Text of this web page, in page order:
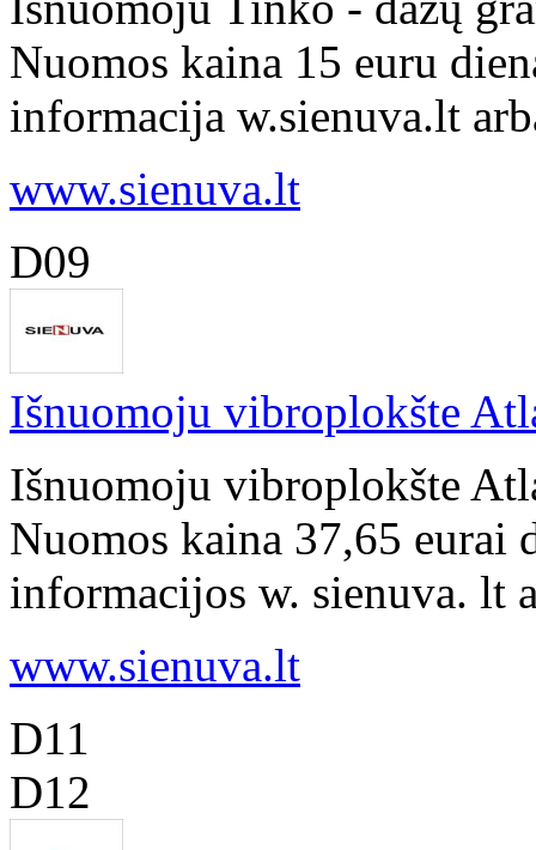
Nuomos kaina 15 euru
informacija w.sienuva.lt
www.sienuva.lt
D09
Išnuomoju vibroplokšte
Išnuomoju vibroplokšte
Nuomos kaina 37,65 eurai
informacijos w. sienuva. lt
www.sienuva.lt
D11
D12